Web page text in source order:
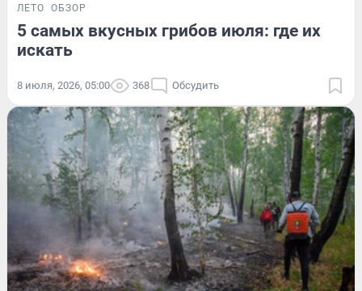
ЛЕТО ОБЗОР
5 самых вкусных грибов июля: где их
искать
8 июля, 2026, 05:00 368 Обсудить